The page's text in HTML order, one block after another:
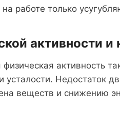
работе только
активности и
активность
усталости. Недостаток
веществ и снижению